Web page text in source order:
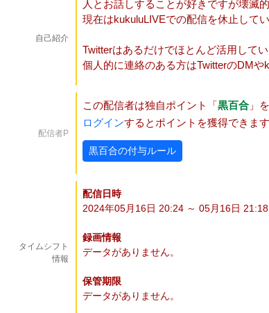
自己紹介
人とお話しすることが好きですが壊滅
現在はkukuluLIVEでの配信を休止して
Twitterはあるだけでほとんど活用してい
個人的に連絡のある方はTwitterのDMや
配信者P
この配信者は独自ポイント「黒百合 」
ログインするとポイントを獲得できます
黒百合の付与ルール
タイムシフト
情報
配信日時
2024年05月16日 20:24 ～ 05月16日 21:18
録画情報
データがありません。
保管期限
データがありません。